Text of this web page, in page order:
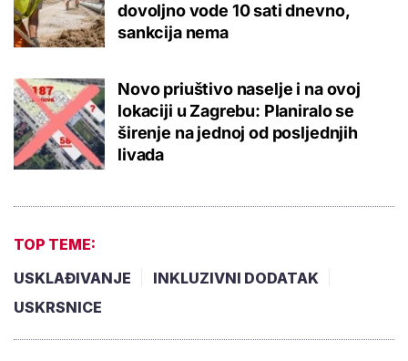
dovoljno vode 10 sati dnevno,
sankcija nema
Novo priuštivo naselje i na ovoj
lokaciji u Zagrebu: Planiralo se
širenje na jednoj od posljednjih
livada
TOP TEME:
USKLAĐIVANJE
INKLUZIVNI DODATAK
USKRSNICE